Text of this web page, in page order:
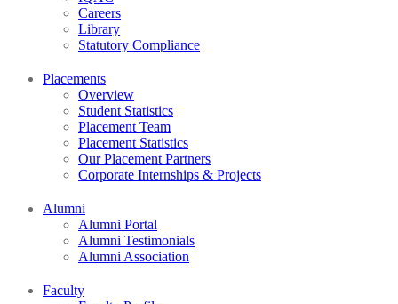
Careers
Library
Statutory Compliance
Placements
Overview
Student Statistics
Placement Team
Placement Statistics
Our Placement Partners
Corporate Internships & Projects
Alumni
Alumni Portal
Alumni Testimonials
Alumni Association
Faculty